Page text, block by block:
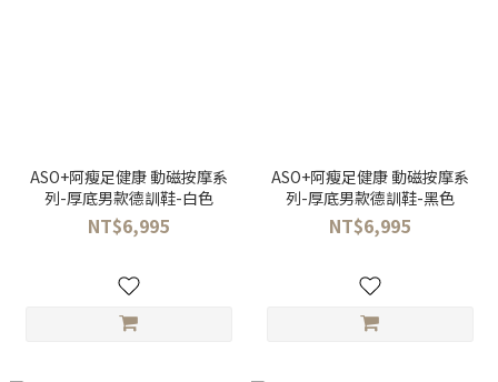
ASO+阿瘦足健康 動磁按摩系
列-厚底男款德訓鞋-白色
NT$6,995
ASO+阿瘦足健康 動磁按摩系
列-厚底男款德訓鞋-黑色
NT$6,995